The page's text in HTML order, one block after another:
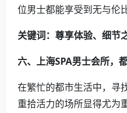
位男士都能享受到无与伦
关键词：尊享体验、细节
六、上海SPA男士会所，
在繁忙的都市生活中，寻
重拾活力的场所显得尤为